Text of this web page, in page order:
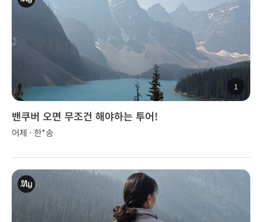
1
밴쿠버 오면 무조건 해야하는 투어!
어제 · 한*송